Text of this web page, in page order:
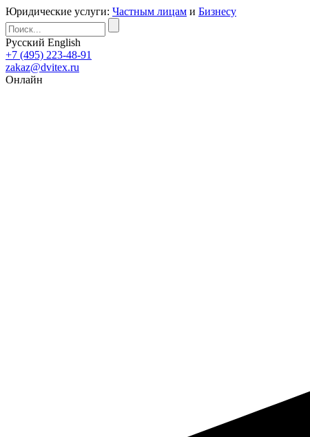
Юридические услуги: Частным лицам и Бизнесу
Русский English
+7 (495) 223-48-91
zakaz@dvitex.ru
Онлайн